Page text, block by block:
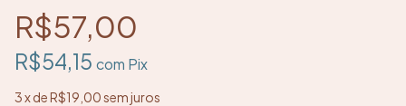
R$57,00
R$54,15 com Pix
3x deR$19,00sem juros